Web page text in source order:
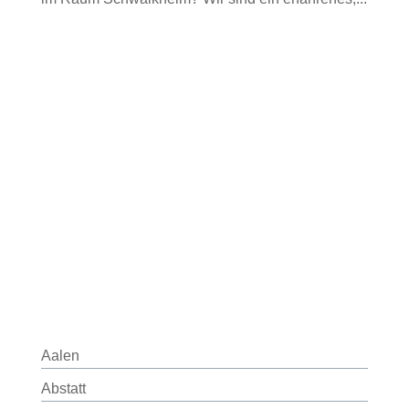
Aalen
Abstatt